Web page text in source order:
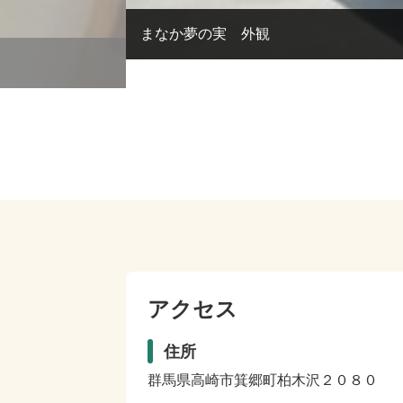
まなか夢の実 外観
アクセス
住所
群馬県高崎市箕郷町柏木沢２０８０